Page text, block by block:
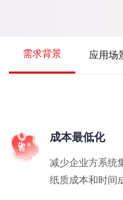
需求背景 应用场
成本最低化
减少企业方系统
纸质成本和时间